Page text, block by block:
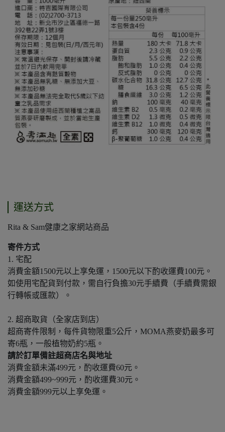
運送方式
Rita & Sam健康之家網站商品
寄件方式
1. 宅配
消費金額1500元以上享免運，1500元以下酌收運費100元。
如使用宅配貨到付款，需自行負擔30元手續費（手續費需銀
行轉帳或匯款）。
2. 超商取貨（全家店到店）
超商寄件限制，每件貨物限重5公斤，MOMA燕麥奶最多可
寄6瓶，一般植物奶約5瓶。
請於訂單備註超商店名與地址
消費金額未滿499元，酌收運費60元。
消費金額499~999元，酌收運費30元。
消費金額999元以上享免運。